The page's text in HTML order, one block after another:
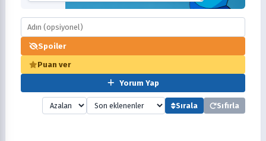
Spoiler
Puan ver
Yorum Yap
Sırala Sıfırla